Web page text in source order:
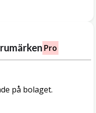
Pro
på bolaget.